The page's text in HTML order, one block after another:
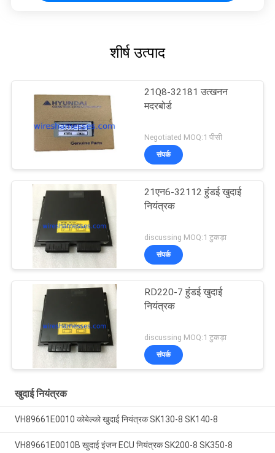
शीर्ष उत्पाद
21Q8-32181 उत्खनन
मदरबोर्ड
Negotiated MOQ:1 पीसी
संपर्क
21एन6-32112 हुंडई खुदाई
नियंत्रक
discussing MOQ:1 टुकड़ा
संपर्क
RD220-7 हुंडई खुदाई
नियंत्रक
discussing MOQ:1 टुकड़ा
संपर्क
खुदाई नियंत्रक
VH89661E0010 कोबेल्को खुदाई नियंत्रक SK130-8 SK140-8
VH89661E0010B खुदाई इंजन ECU नियंत्रक SK200-8 SK350-8